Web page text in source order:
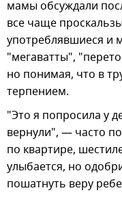
мамы обсуждали
все чаще
употреблявшиеся и
"мегаватты",
но понимая, что в
терпением.
"Это я попросила у
вернули", — часто
по квартире,
улыбается, но
пошатнуть веру